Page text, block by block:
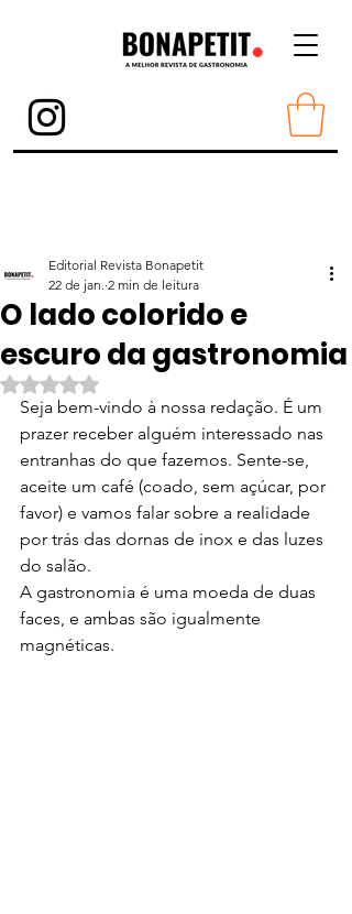
O lado colorido e
escuro da gastronomia
Editorial Revista Bonapetit
22 de jan. 2 min de leitura
Avaliado com NaN de 5 estrelas.
Seja bem-vindo à nossa redação. É um
prazer receber alguém interessado nas
entranhas do que fazemos. Sente-se,
aceite um café (coado, sem açúcar, por
favor) e vamos falar sobre a realidade
por trás das dornas de inox e das luzes
do salão.
A gastronomia é uma moeda de duas
faces, e ambas são igualmente
magnéticas.